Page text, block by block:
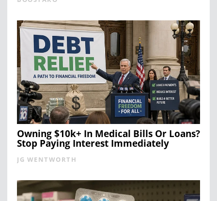
Owning $10k+ In Medical Bills Or Loans?
Stop Paying Interest Immediately
JG WENTWORTH